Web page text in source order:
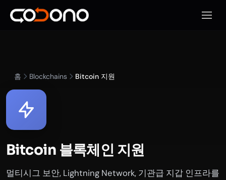
모바
홈 Blockchains Bitcoin 지원
Bitcoin 블록체인 지원
멀티시그 보안, Lightning Network, 기관급 지갑 인프라를